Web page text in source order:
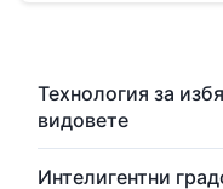
Технология за
видовете
Интелигентни